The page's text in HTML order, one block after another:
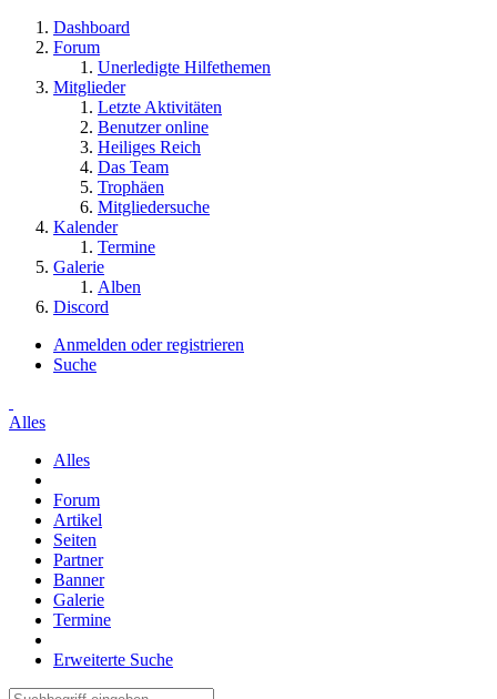
Dashboard
Forum
Unerledigte Hilfethemen
Mitglieder
Letzte Aktivitäten
Benutzer online
Heiliges Reich
Das Team
Trophäen
Mitgliedersuche
Kalender
Termine
Galerie
Alben
Discord
Anmelden oder registrieren
Suche
Alles
Alles
Forum
Artikel
Seiten
Partner
Banner
Galerie
Termine
Erweiterte Suche